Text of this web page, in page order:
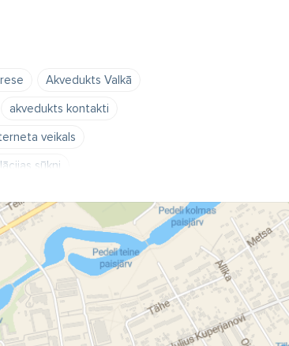
Akvedukts Valkā
akvedukts kontakti
veikals
sūkņi
atdzelžotāji
santehnika
tvertnes
aizbīdņi
ventiļi
katli
gāzes katli
sildītāji